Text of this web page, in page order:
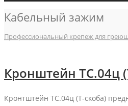
Кабельный зажим
Профессиональный крепеж для
Кронштейн ТС.04ц
Кронтштейн ТС.04ц (Т-скоба)